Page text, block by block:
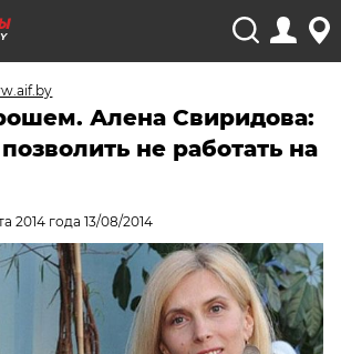
Алена Свиридова:
не работать на
2014 года 13/08/2014